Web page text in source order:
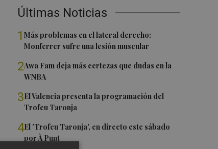
Últimas Noticias
1Más problemas en el lateral derecho:
Monferrer sufre una lesión muscular
2Awa Fam deja más certezas que dudas en la
WNBA
3El Valencia presenta la programación del
Trofeu Taronja
4El 'Trofeu Taronja', en directo este sábado
por À Punt